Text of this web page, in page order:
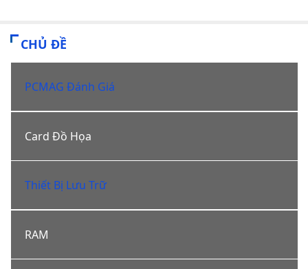
CHỦ ĐỀ
PCMAG Đánh Giá
Card Đồ Họa
Thiết Bị Lưu Trữ
RAM